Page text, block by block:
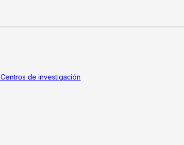
Centros de investigación